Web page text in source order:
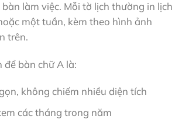
làm việc. Mỗi tờ lịch thường in lịch
một tuần, kèm theo hình ảnh
trên.
để bàn chữ A là:
không chiếm nhiều diện tích
các tháng trong năm